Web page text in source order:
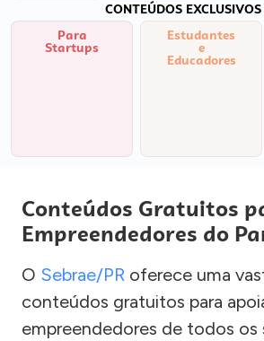
CONTEÚDOS
Para
Startups
Estudantes
e
Educadores
Conteúdos Gratuitos
Empreendedores do
O Sebrae/PR oferece uma
conteúdos gratuitos para
empreendedores de todos os